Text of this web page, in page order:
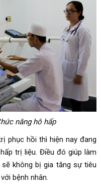
năng hô hấp
phục hồi thì hiện nay đang
trị liệu. Điều đó giúp làm
không bị gia tăng sự tiêu
bệnh nhân.